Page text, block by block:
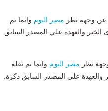
عن وجهة نظر مصر اليوم وانما تم
والعهدة علي المصدر السابق
نظر مصر اليوم وانما تم نقله
علي المصدر السابق ذكرة.